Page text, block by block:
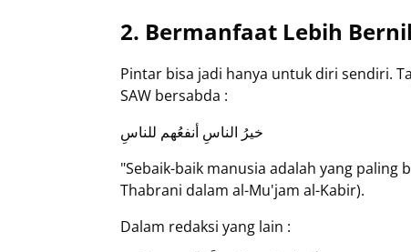
2. Bermanfaat Lebih
Pintar bisa jadi hanya untuk diri sendiri.
SAW bersabda :
خيرُ الناسِ أنفعُهم للناسِ
"Sebaik-baik manusia adalah yang
Thabrani dalam al-Mu'jam al-Kabir).
Dalam redaksi yang lain :